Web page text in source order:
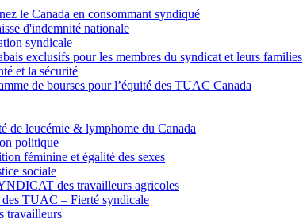
le Canada en consommant syndiqué
d'indemnité nationale
syndicale
exclusifs pour les membres du syndicat et leurs families
et la sécurité
de bourses pour l’équité des TUAC Canada
de leucémie & lymphome du Canada
politique
féminine et égalité des sexes
sociale
des travailleurs agricoles
des TUAC – Fierté syndicale
travailleurs